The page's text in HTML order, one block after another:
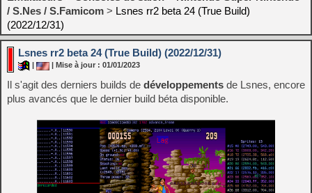
/ S.Nes / S.Famicom > Lsnes rr2 beta 24 (True Build)
(2022/12/31)
Lsnes rr2 beta 24 (True Build) (2022/12/31)
| Mise à jour : 01/01/2023
Il s'agit des derniers builds de développements de Lsnes, encore
plus avancés que le dernier build béta disponible.